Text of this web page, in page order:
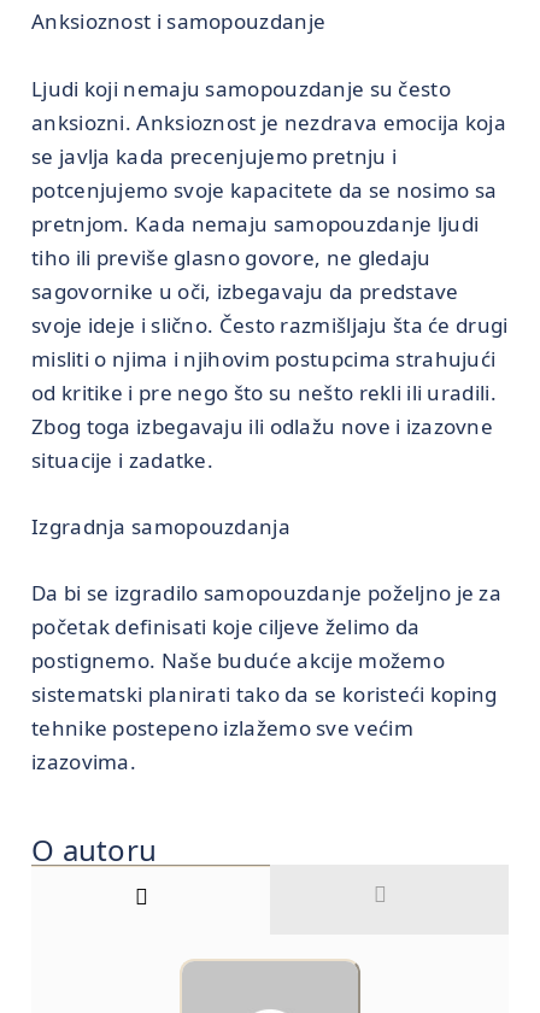
Anksioznost i samopouzdanje
Ljudi koji nemaju samopouzdanje su često
anksiozni. Anksioznost je nezdrava emocija koja
se javlja kada precenjujemo pretnju i
potcenjujemo svoje kapacitete da se nosimo sa
pretnjom. Kada nemaju samopouzdanje ljudi
tiho ili previše glasno govore, ne gledaju
sagovornike u oči, izbegavaju da predstave
svoje ideje i slično. Često razmišljaju šta će drugi
misliti o njima i njihovim postupcima strahujući
od kritike i pre nego što su nešto rekli ili uradili.
Zbog toga izbegavaju ili odlažu nove i izazovne
situacije i zadatke.
Izgradnja samopouzdanja
Da bi se izgradilo samopouzdanje poželjno je za
početak definisati koje ciljeve želimo da
postignemo. Naše buduće akcije možemo
sistematski planirati tako da se koristeći koping
tehnike postepeno izlažemo sve većim
izazovima.
O autoru